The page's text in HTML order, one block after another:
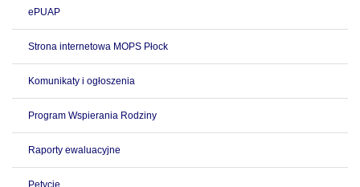
ePUAP
Strona internetowa MOPS Płock
Komunikaty i ogłoszenia
Program Wspierania Rodziny
Raporty ewaluacyjne
Petycje